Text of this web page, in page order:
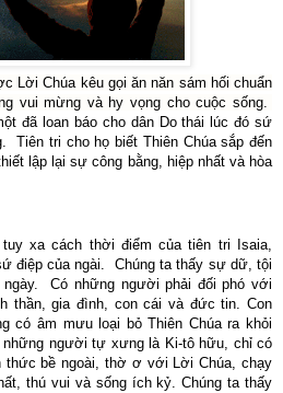
Lời Chúa kêu gọi ăn năn sám hối chuẩn
vui mừng và hy vọng cho cuộc sống.
đã loan báo cho dân Do thái lúc đó sứ
Tiên tri cho họ biết Thiên Chúa sắp đến
lập lại sự công bằng, hiệp nhất và hòa
xa cách thời điểm của tiên tri Isaia,
điệp của ngài. Chúng ta thấy sự dữ, tội
ngày. Có những người phải đối phó với
thần, gia đình, con cái và đức tin. Con
có âm mưu loại bỏ Thiên Chúa ra khỏi
người tự xưng là Ki-tô hữu, chỉ có
thức bề ngoài, thờ ơ với Lời Chúa, chạy
thú vui và sống ích kỷ. Chúng ta thấy